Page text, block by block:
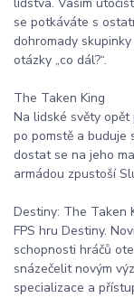
lidstva. Vaším
se potkáváte s
dohromady
otázky „co dál?“.
The Taken King
Na lidské světy
po pomstě a buduje
dostat se na jeho
armádou zpustoší
Destiny: The Taken
FPS hru Destiny.
schopnosti hráčů
snázečelit novým
specializace a